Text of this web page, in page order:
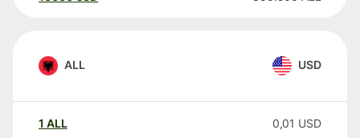
ALL USD
1 ALL 0,01 USD